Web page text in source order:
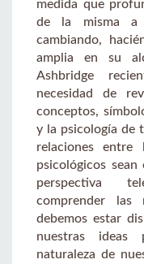
medida que
de la misma a
cambiando,
amplia en su
Ashbridge
necesidad de
conceptos,
y la psicología de
relaciones entre
psicológicos
perspectiva
comprender las
debemos estar
nuestras ideas
naturaleza de